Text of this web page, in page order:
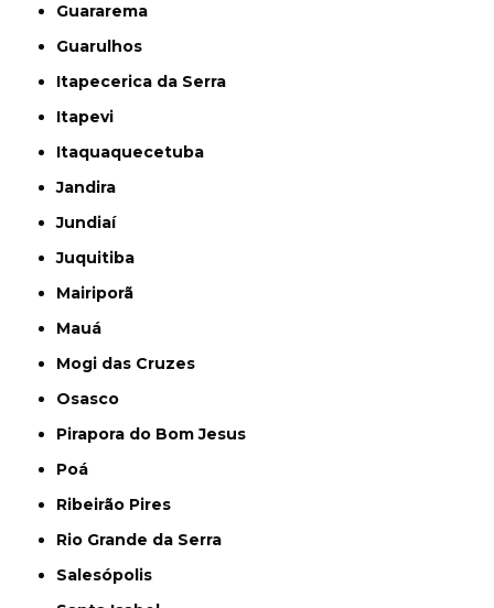
Guararema
Guarulhos
Itapecerica da Serra
Itapevi
Itaquaquecetuba
Jandira
Jundiaí
Juquitiba
Mairiporã
Mauá
Mogi das Cruzes
Osasco
Pirapora do Bom Jesus
Poá
Ribeirão Pires
Rio Grande da Serra
Salesópolis